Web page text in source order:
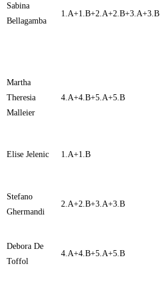
Sabina
Bellagamba
1.A+1.B+2.A+2.B+3.A+3.B
Martha
Theresia
Malleier
4.A+4.B+5.A+5.B
Elise Jelenic 1.A+1.B
Stefano
Ghermandi
2.A+2.B+3.A+3.B
Debora De
Toffol
4.A+4.B+5.A+5.B